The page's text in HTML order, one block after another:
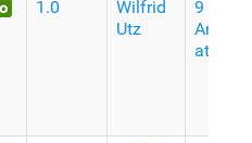
1.0
Wilfrid
Utz
9
Anos
atrás